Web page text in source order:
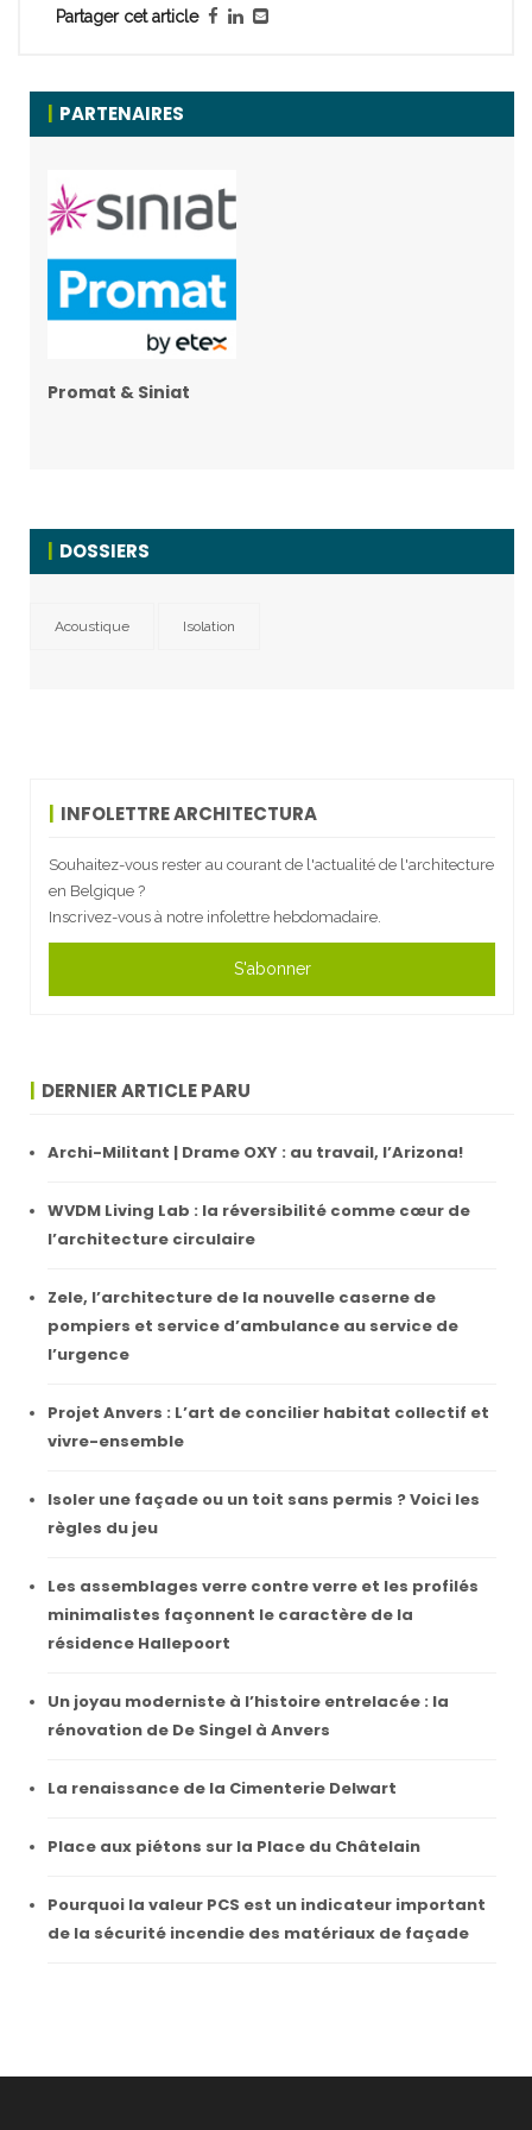
Partager cet article
PARTENAIRES
Promat & Siniat
DOSSIERS
Acoustique Isolation
INFOLETTRE ARCHITECTURA
Souhaitez-vous rester au courant de l'actualité de l'architecture
en Belgique ?
Inscrivez-vous à notre infolettre hebdomadaire.
S'abonner
DERNIER ARTICLE PARU
Archi-Militant | Drame OXY : au travail, l’Arizona!
WVDM Living Lab : la réversibilité comme cœur de
l’architecture circulaire
Zele, l’architecture de la nouvelle caserne de
pompiers et service d’ambulance au service de
l’urgence
Projet Anvers : L’art de concilier habitat collectif et
vivre-ensemble
Isoler une façade ou un toit sans permis ? Voici les
règles du jeu
Les assemblages verre contre verre et les profilés
minimalistes façonnent le caractère de la
résidence Hallepoort
Un joyau moderniste à l’histoire entrelacée : la
rénovation de De Singel à Anvers
La renaissance de la Cimenterie Delwart
Place aux piétons sur la Place du Châtelain
Pourquoi la valeur PCS est un indicateur important
de la sécurité incendie des matériaux de façade